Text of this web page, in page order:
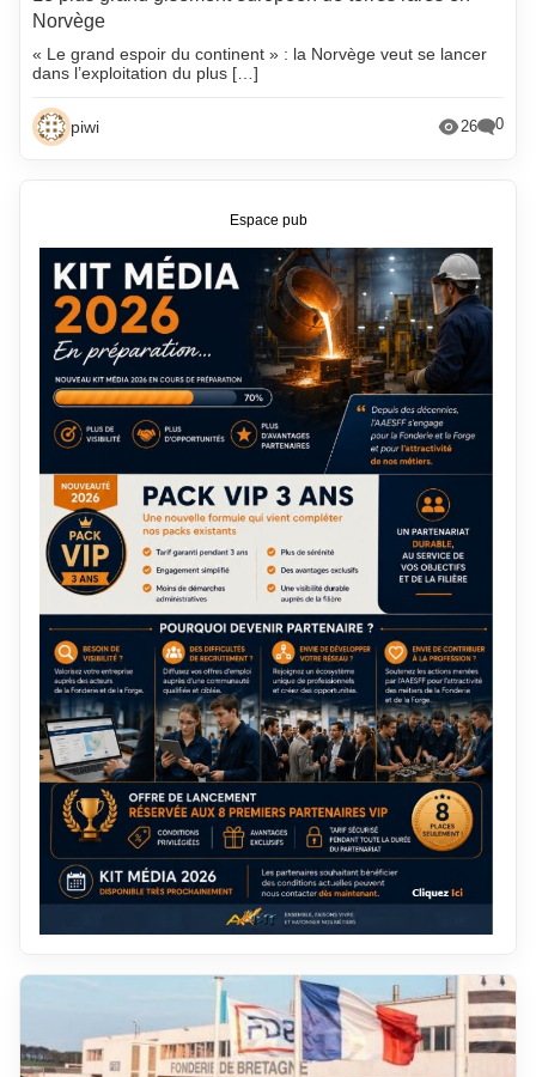
Norvège
« Le grand espoir du continent » : la Norvège veut se lancer
dans l’exploitation du plus […]
piwi 26 0
Espace pub